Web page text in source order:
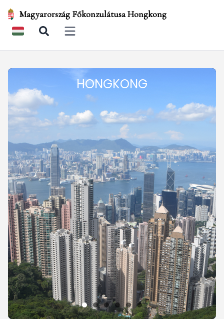
Magyarország Főkonzulátusa Hongkong
Open main menu
HONGKONG